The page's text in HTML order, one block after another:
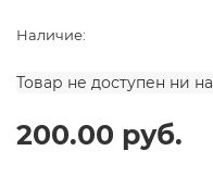
Наличие:
Товар не доступен ни
200.00 руб.